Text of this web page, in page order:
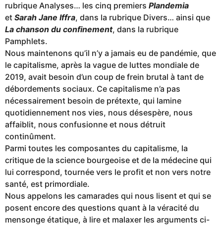
rubrique Analyses… les cinq premiers Plandemia
et Sarah Jane Iffra, dans la rubrique Divers… ainsi que
La chanson du confinement, dans la rubrique
Pamphlets.
Nous maintenons qu’il n’y a jamais eu de pandémie, que
le capitalisme, après la vague de luttes mondiale de
2019, avait besoin d’un coup de frein brutal à tant de
débordements sociaux. Ce capitalisme n’a pas
nécessairement besoin de prétexte, qui lamine
quotidiennement nos vies, nous désespère, nous
affaiblit, nous confusionne et nous détruit
continûment.
Parmi toutes les composantes du capitalisme, la
critique de la science bourgeoise et de la médecine qui
lui correspond, tournée vers le profit et non vers notre
santé, est primordiale.
Nous appelons les camarades qui nous lisent et qui se
posent encore des questions quant à la véracité du
mensonge étatique, à lire et malaxer les arguments ci-